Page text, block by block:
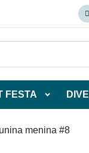
FESTA
de
menina #8